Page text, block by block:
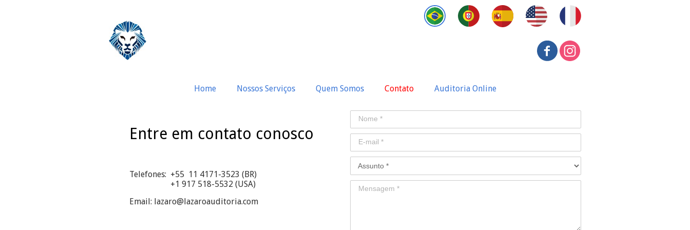
Home Nossos Serviços Quem Somos Contato Auditoria Online
Entre em contato conosco
Telefones: +55 11 4171-3523 (BR)
+1 917 518-5532 (USA)
Email: lazaro@lazaroauditoria.com